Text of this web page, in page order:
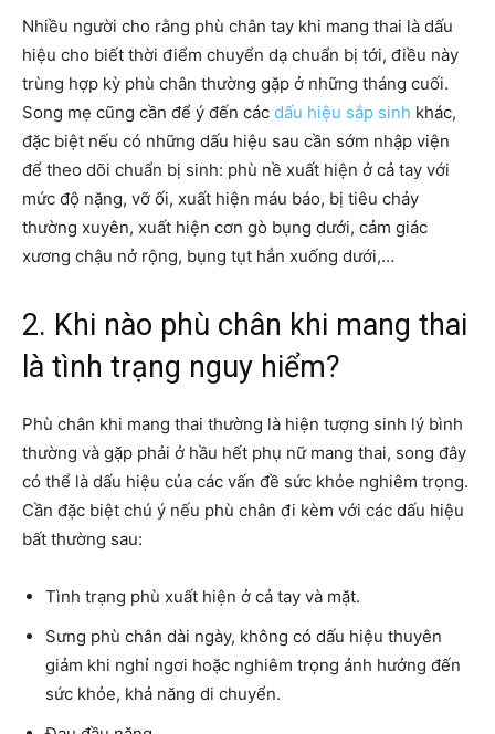
Nhiều người cho rằng phù chân tay khi mang thai là dấu
hiệu cho biết thời điểm chuyển dạ chuẩn bị tới, điều này
trùng hợp kỳ phù chân thường gặp ở những tháng cuối.
Song mẹ cũng cần để ý đến các dấu hiệu sắp sinh khác,
đặc biệt nếu có những dấu hiệu sau cần sớm nhập viện
để theo dõi chuẩn bị sinh: phù nề xuất hiện ở cả tay với
mức độ nặng, vỡ ối, xuất hiện máu báo, bị tiêu chảy
thường xuyên, xuất hiện cơn gò bụng dưới, cảm giác
xương chậu nở rộng, bụng tụt hẳn xuống dưới,…
2. Khi nào phù chân khi mang thai
là tình trạng nguy hiểm?
Phù chân khi mang thai thường là hiện tượng sinh lý bình
thường và gặp phải ở hầu hết phụ nữ mang thai, song đây
có thể là dấu hiệu của các vấn đề sức khỏe nghiêm trọng.
Cần đặc biệt chú ý nếu phù chân đi kèm với các dấu hiệu
bất thường sau:
Tình trạng phù xuất hiện ở cả tay và mặt.
Sưng phù chân dài ngày, không có dấu hiệu thuyên
giảm khi nghỉ ngơi hoặc nghiêm trọng ảnh hưởng đến
sức khỏe, khả năng di chuyển.